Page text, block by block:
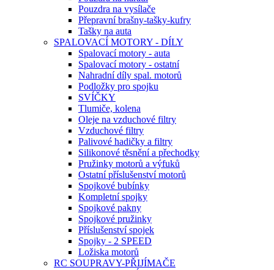
Pouzdra na vysílače
Přepravní brašny-tašky-kufry
Tašky na auta
SPALOVACÍ MOTORY - DÍLY
Spalovací motory - auta
Spalovací motory - ostatní
Nahradní díly spal. motorů
Podložky pro spojku
SVÍČKY
Tlumiče, kolena
Oleje na vzduchové filtry
Vzduchové filtry
Palivové hadičky a filtry
Silikonové těsnění a přechodky
Pružinky motorů a výfuků
Ostatní příslušenství motorů
Spojkové bubínky
Kompletní spojky
Spojkové pakny
Spojkové pružinky
Příslušenství spojek
Spojky - 2 SPEED
Ložiska motorů
RC SOUPRAVY-PŘIJÍMAČE